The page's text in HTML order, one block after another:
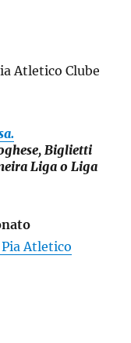
Atletico Clube
Biglietti
Liga o Liga
Atletico